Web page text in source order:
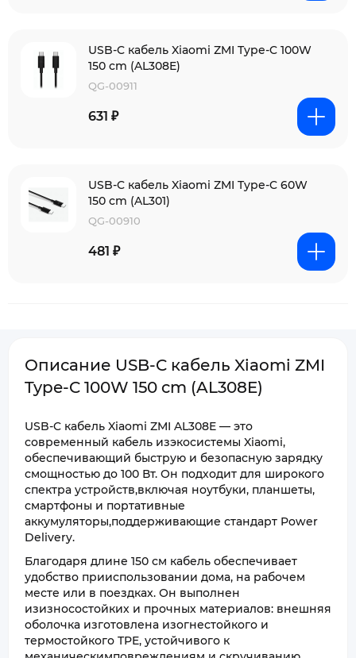
USB-C кабель Xiaomi ZMI Type-C 100W
150 cm (AL308E)
QG-00911
631 ₽
USB-C кабель Xiaomi ZMI Type-C 60W
150 cm (AL301)
QG-00910
481 ₽
Описание USB-C кабель Xiaomi ZMI
Type-C 100W 150 cm (AL308E)
USB-C кабель Xiaomi ZMI AL308E — это
современный кабель изэкосистемы Xiaomi,
обеспечивающий быструю и безопасную зарядку
смощностью до 100 Вт. Он подходит для широкого
спектра устройств,включая ноутбуки, планшеты,
смартфоны и портативные
аккумуляторы,поддерживающие стандарт Power
Delivery.
Благодаря длине 150 см кабель обеспечивает
удобство прииспользовании дома, на рабочем
месте или в поездках. Он выполнен
изизносостойких и прочных материалов: внешняя
оболочка изготовлена изогнестойкого и
термостойкого TPE, устойчивого к